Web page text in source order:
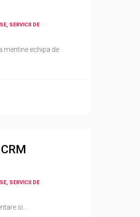
SERVICII DE
mentine echipa de
SERVICII DE
si...